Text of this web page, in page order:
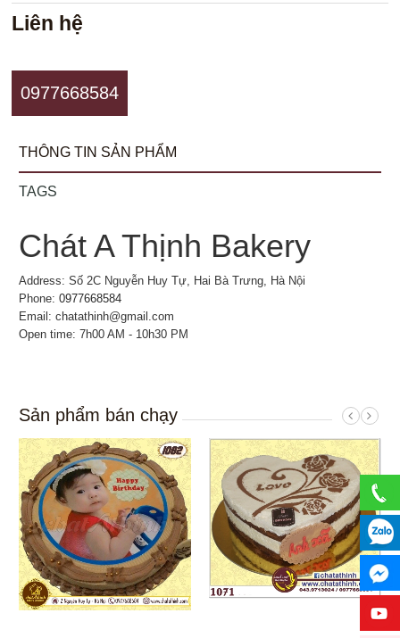
Liên hệ
0977668584
THÔNG TIN SẢN PHẨM
TAGS
Chát A Thịnh Bakery
Address: Số 2C Nguyễn Huy Tự, Hai Bà Trưng, Hà Nội
Phone:0977668584
Email: chatathinh@gmail.com
Open time: 7h00 AM - 10h30 PM
Sản phẩm bán chạy